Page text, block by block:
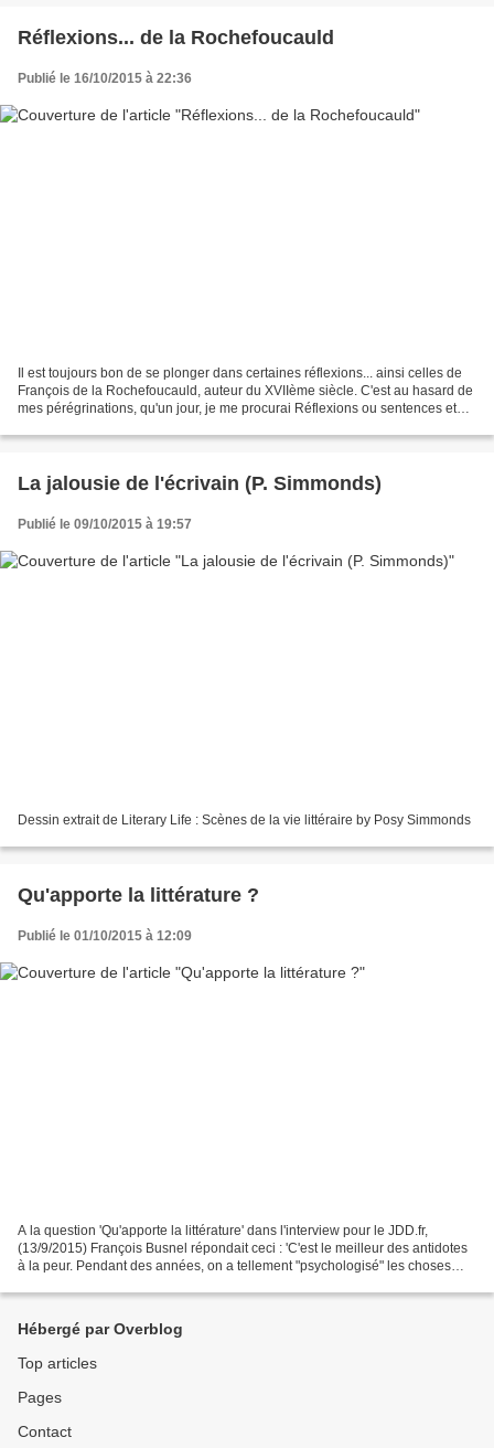
Réflexions... de la Rochefoucauld
Publié le 16/10/2015 à 22:36
Il est toujours bon de se plonger dans certaines réflexions... ainsi celles de
François de la Rochefoucauld, auteur du XVIIème siècle. C'est au hasard de
mes pérégrinations, qu'un jour, je me procurai Réflexions ou sentences et
La jalousie de l'écrivain (P. Simmonds)
Publié le 09/10/2015 à 19:57
Dessin extrait de Literary Life : Scènes de la vie littéraire by Posy Simmonds
Qu'apporte la littérature ?
Publié le 01/10/2015 à 12:09
A la question 'Qu'apporte la littérature' dans l'interview pour le JDD.fr,
(13/9/2015) François Busnel répondait ceci : 'C'est le meilleur des antidotes
à la peur. Pendant des années, on a tellement "psychologisé" les choses
Hébergé par Overblog
Top articles
Pages
Contact